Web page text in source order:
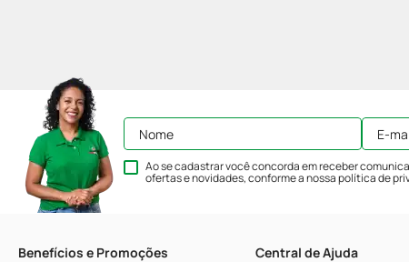
Ao se cadastrar você concorda em receber
ofertas e novidades, conforme a nossapolítica de
Benefícios e Promoções
Central de Ajuda